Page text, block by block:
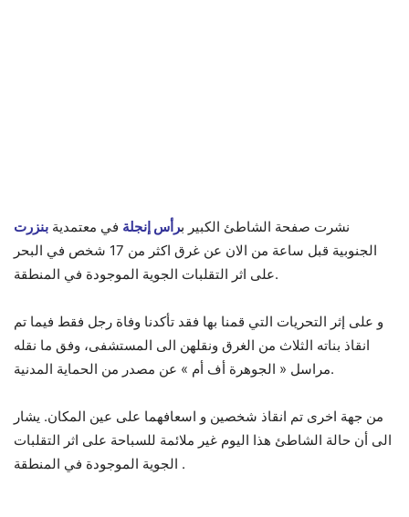
نشرت صفحة الشاطئ الكبير برأس إنجلة في معتمدية بنزرت
الجنوبية قبل ساعة من الان عن غرق اكثر من 17 شخص في البحر
على اثر التقلبات الجوية الموجودة في المنطقة.
و على إثر التحريات التي قمنا بها فقد تأكدنا وفاة رجل فقط فيما تم
انقاذ بناته الثلاث من الغرق ونقلهن الى المستشفى، وفق ما نقله
مراسل « الجوهرة أف أم » عن مصدر من الحماية المدنية.
من جهة اخرى تم انقاذ شخصين و اسعافهما على عين المكان. يشار
الى أن حالة الشاطئ هذا اليوم غير ملائمة للسباحة على اثر التقلبات
الجوية الموجودة في المنطقة .